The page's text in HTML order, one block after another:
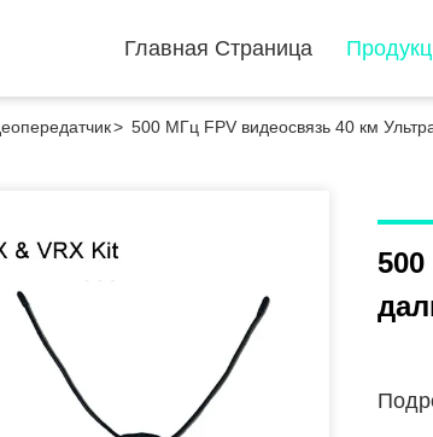
Главная Страница
> 500 МГц FPV видеосвязь 40 км